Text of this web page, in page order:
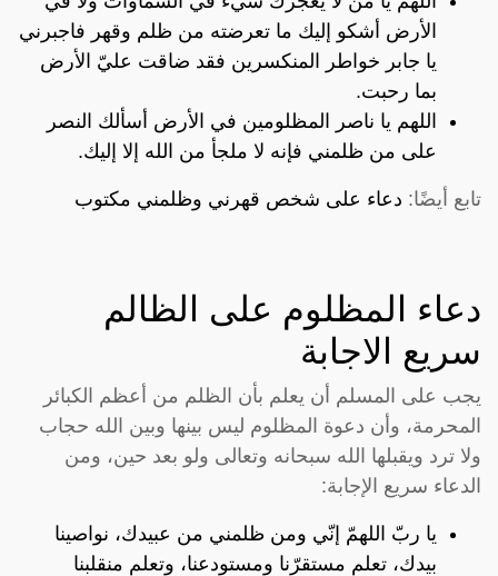
الأرض أشكو إليك ما تعرضته من ظلم وقهر فاجبرني
يا جابر خواطر المنكسرين فقد ضاقت عليّ الأرض
بما رحبت.
اللهم يا ناصر المظلومين في الأرض أسألك النصر
على من ظلمني فإنه لا ملجأ من الله إلا إليك.
تابع أيضًا: دعاء على شخص قهرني وظلمني مكتوب
دعاء المظلوم على الظالم
سريع الاجابة
يجب على المسلم أن يعلم بأن الظلم من أعظم الكبائر
المحرمة، وأن دعوة المظلوم ليس بينها وبين الله حجاب
ولا ترد ويقبلها الله سبحانه وتعالى ولو بعد حين، ومن
الدعاء سريع الإجابة:
يا ربّ اللهمّ إنّي ومن ظلمني من عبيدك، نواصينا
بيدك، تعلم مستقرّنا ومستودعنا، وتعلم منقلبنا